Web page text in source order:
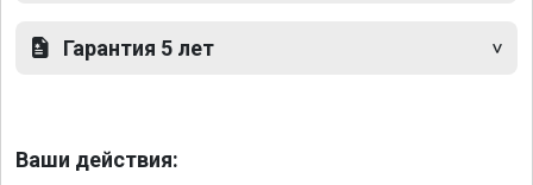
Гарантия 5 лет
Ваши действия: